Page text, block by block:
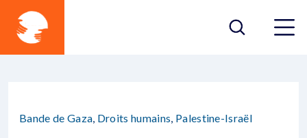
Bande de Gaza, Droits humains, Palestine-Israël